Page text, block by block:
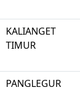
KALIANGET
TIMUR
PANGLEGUR